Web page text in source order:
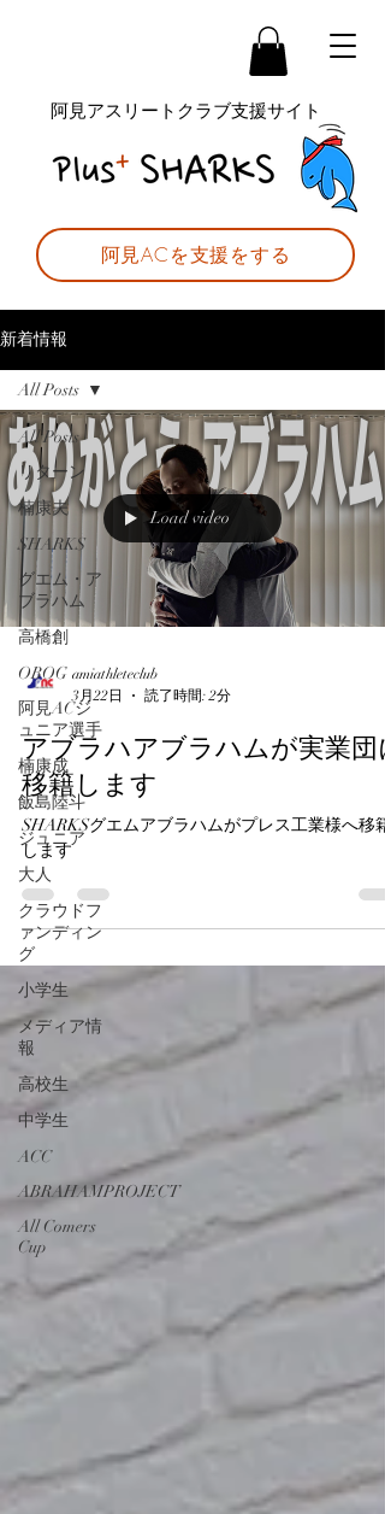
阿見アスリートクラブ支援サイト
阿見ACを支援をする
新着情報
All Posts
リターン
楠康夫
SHARKS
グエム・ア
ブラハム
高橋創
OBOG
阿見ACジ
ュニア選手
楠康成
飯島陸斗
ジュニア
大人
クラウドフ
ァンディン
グ
小学生
メディア情
報
高校生
中学生
ACC
ABRAHAMPROJECT
All Comers
Cup
All Posts
Load video
amiathleteclub
3月22日
読了時間: 2分
アブラハアブラハムが実業団
移籍します
SHARKSグエムアブラハムがプレス工業様へ移籍
します